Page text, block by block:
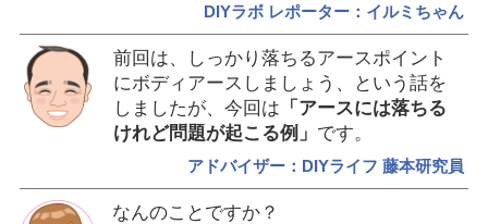
DIYラボ レポーター：イルミちゃん
前回は、しっかり落ちるアースポイント
にボディアースしましょう、という話を
しましたが、今回は 「アースには落ちる
けれど問題が起こる例」 です。
アドバイザー：DIYライフ 藤本研究員
なんのことですか？